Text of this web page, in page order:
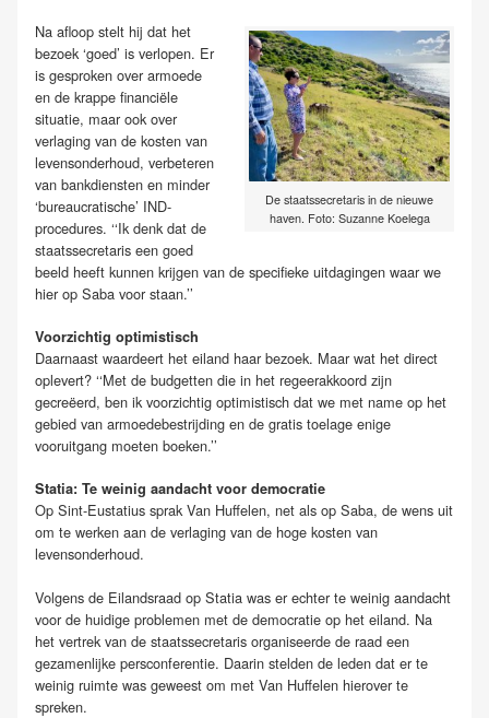
De staatssecretaris in de nieuwe
haven. Foto: Suzanne Koelega
Na afloop stelt hij dat het
bezoek ‘goed’ is verlopen. Er
is gesproken over armoede
en de krappe financiële
situatie, maar ook over
verlaging van de kosten van
levensonderhoud, verbeteren
van bankdiensten en minder
‘bureaucratische’ IND-
procedures. ‘‘Ik denk dat de
staatssecretaris een goed
beeld heeft kunnen krijgen van de specifieke uitdagingen waar we
hier op Saba voor staan.’’
Voorzichtig optimistisch
Daarnaast waardeert het eiland haar bezoek. Maar wat het direct
oplevert? ‘‘Met de budgetten die in het regeerakkoord zijn
gecreëerd, ben ik voorzichtig optimistisch dat we met name op het
gebied van armoedebestrijding en de gratis toelage enige
vooruitgang moeten boeken.’’
Statia: Te weinig aandacht voor democratie
Op Sint-Eustatius sprak Van Huffelen, net als op Saba, de wens uit
om te werken aan de verlaging van de hoge kosten van
levensonderhoud.
Volgens de Eilandsraad op Statia was er echter te weinig aandacht
voor de huidige problemen met de democratie op het eiland. Na
het vertrek van de staatssecretaris organiseerde de raad een
gezamenlijke persconferentie. Daarin stelden de leden dat er te
weinig ruimte was geweest om met Van Huffelen hierover te
spreken.